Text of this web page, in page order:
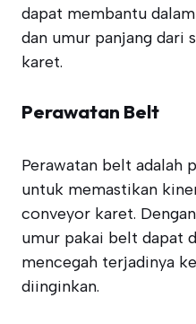
dapat membantu
dan umur panjang dari
karet.
Perawatan Belt
Perawatan belt adalah
untuk memastikan
conveyor karet.
umur pakai belt dapat
mencegah terjadinya
diinginkan.